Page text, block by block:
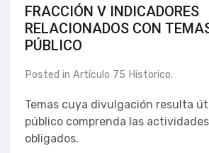
FRACCIÓN V INDICADORES
RELACIONADOS CON
PÚBLICO
Posted in Artículo 75 Historico.
Temas cuya divulgación resulta
público comprenda las
obligados.